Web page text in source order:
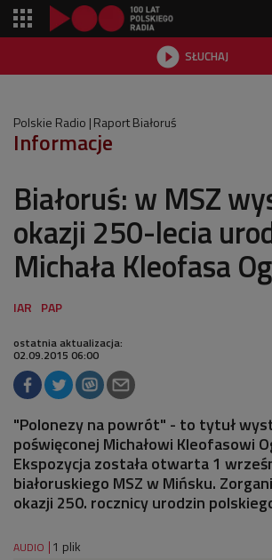
 SŁUCHAJ
Polskie Radio Raport Białoruś
Informacje
Białoruś: w MSZ
okazji 250-lecia
Michała Kleofasa
ostatnia aktualizacja:
02.09.2015 06:00
"Polonezy na powrót" - to tytuł
poświęconej Michałowi Kleofasowi
Ekspozycja została otwarta 1
białoruskiego MSZ w Mińsku.
okazji 250. rocznicy urodzin
AUDIO 1 plik